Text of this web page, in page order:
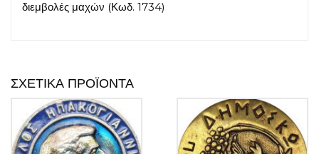
διεμβολές μαχών (Κωδ. 1734)
ΣΧΕΤΙΚΆ ΠΡΟΪΌΝΤΑ